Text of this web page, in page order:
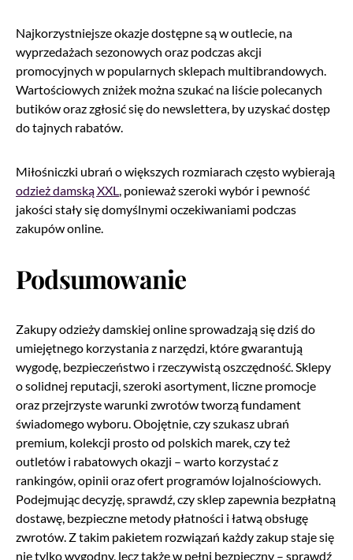
Najkorzystniejsze okazje dostępne są w outlecie, na
wyprzedażach sezonowych oraz podczas akcji
promocyjnych w popularnych sklepach multibrandowych.
Wartościowych zniżek można szukać na liście polecanych
butików oraz zgłosić się do newslettera, by uzyskać dostęp
do tajnych rabatów.
Miłośniczki ubrań o większych rozmiarach często wybierają
odzież damską XXL, ponieważ szeroki wybór i pewność
jakości stały się domyślnymi oczekiwaniami podczas
zakupów online.
Podsumowanie
Zakupy odzieży damskiej online sprowadzają się dziś do
umiejętnego korzystania z narzędzi, które gwarantują
wygodę, bezpieczeństwo i rzeczywistą oszczędność. Sklepy
o solidnej reputacji, szeroki asortyment, liczne promocje
oraz przejrzyste warunki zwrotów tworzą fundament
świadomego wyboru. Obojętnie, czy szukasz ubrań
premium, kolekcji prosto od polskich marek, czy też
outletów i rabatowych okazji – warto korzystać z
rankingów, opinii oraz ofert programów lojalnościowych.
Podejmując decyzję, sprawdź, czy sklep zapewnia bezpłatną
dostawę, bezpieczne metody płatności i łatwą obsługę
zwrotów. Z takim pakietem rozwiązań każdy zakup staje się
nie tylko wygodny, lecz także w pełni bezpieczny – sprawdź